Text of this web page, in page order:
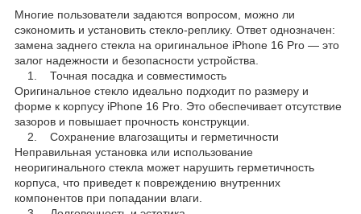
Многие пользователи задаются вопросом, можно ли
сэкономить и установить стекло-реплику. Ответ однозначен:
замена заднего стекла на оригинальное iPhone 16 Pro — это
залог надежности и безопасности устройства.
1. Точная посадка и совместимость
Оригинальное стекло идеально подходит по размеру и
форме к корпусу iPhone 16 Pro. Это обеспечивает отсутствие
зазоров и повышает прочность конструкции.
2. Сохранение влагозащиты и герметичности
Неправильная установка или использование
неоригинального стекла может нарушить герметичность
корпуса, что приведет к повреждению внутренних
компонентов при попадании влаги.